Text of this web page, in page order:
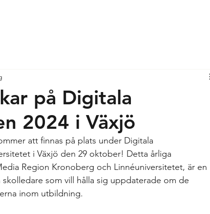
på Digitala
2024 i Växjö
att finnas på plats under Digitala
i Växjö den 29 oktober! Detta årliga
Region Kronoberg och Linnéuniversitetet, är en
som vill hålla sig uppdaterade om de
inom utbildning.